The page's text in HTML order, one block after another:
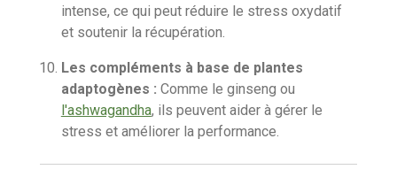
intense, ce qui peut réduire le stress oxydatif
et soutenir la récupération.
Les compléments à base de plantes
adaptogènes : Comme le ginseng ou
l'ashwagandha, ils peuvent aider à gérer le
stress et améliorer la performance.